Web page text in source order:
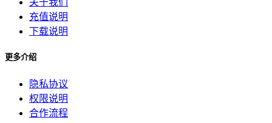
关于我们
充值说明
下载说明
更多介绍
隐私协议
权限说明
合作流程